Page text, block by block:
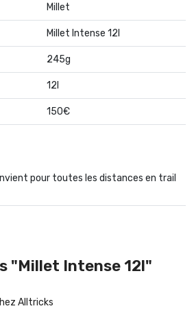
Millet
Millet Intense 12l
245g
12l
150€
pour toutes les distances en trail
"Millet Intense 12l"
Alltricks